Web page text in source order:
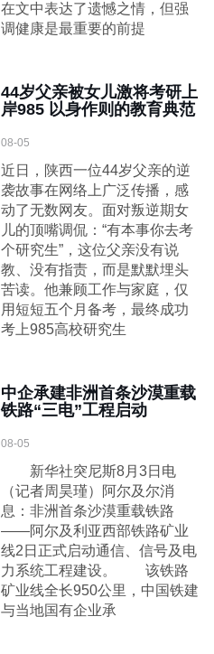
在文中表达了遗憾之情，但强
调健康是最重要的前提
44岁父亲被女儿激将考研上
岸985 以身作则的教育典范
08-05
近日，陕西一位44岁父亲的逆
袭故事在网络上广泛传播，感
动了无数网友。面对叛逆期女
儿的顶嘴调侃：“有本事你去考
个研究生”，这位父亲没有说
教、没有指责，而是默默埋头
苦读。他兼顾工作与家庭，仅
用短短五个月备考，最终成功
考上985高校研究生
中企承建非洲首条沙漠重载
铁路“三电”工程启动
08-05
新华社突尼斯8月3日电
（记者周昊瑾）阿尔及尔消
息：非洲首条沙漠重载铁路
——阿尔及利亚西部铁路矿业
线2日正式启动通信、信号及电
力系统工程建设。 该铁路
矿业线全长950公里，中国铁建
与当地国有企业承